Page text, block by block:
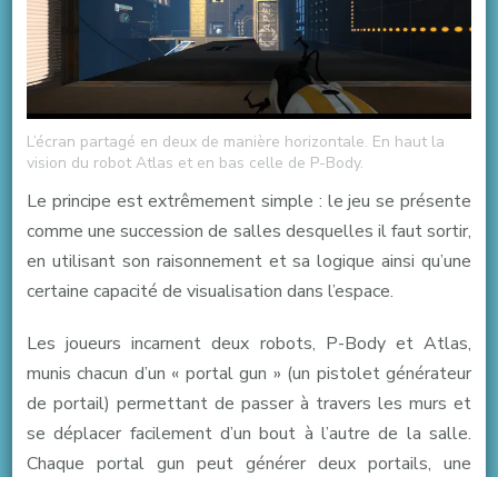
L’écran partagé en deux de manière horizontale. En haut la
vision du robot Atlas et en bas celle de P-Body.
Le principe est extrêmement simple : le jeu se présente
comme une succession de salles desquelles il faut sortir,
en utilisant son raisonnement et sa logique ainsi qu’une
certaine capacité de visualisation dans l’espace.
Les joueurs incarnent deux robots, P-Body et Atlas,
munis chacun d’un « portal gun » (un pistolet générateur
de portail) permettant de passer à travers les murs et
se déplacer facilement d’un bout à l’autre de la salle.
Chaque portal gun peut générer deux portails, une